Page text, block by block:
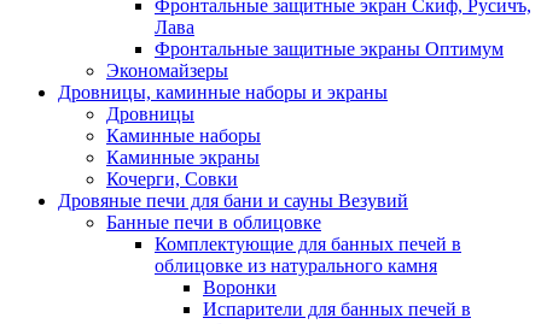
Фронтальные защитные экран Скиф, Русичъ,
Лава
Фронтальные защитные экраны Оптимум
Экономайзеры
Дровницы, каминные наборы и экраны
Дровницы
Каминные наборы
Каминные экраны
Кочерги, Совки
Дровяные печи для бани и сауны Везувий
Банные печи в облицовке
Комплектующие для банных печей в
облицовке из натурального камня
Воронки
Испарители для банных печей в